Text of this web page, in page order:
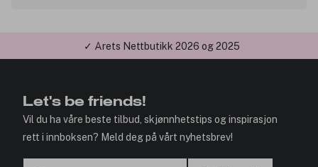
✓ Årets Nettbutikk 2026 og 2025
Let's be friends!
Vil du ha våre beste tilbud, skjønnhetstips og inspirasjon
rett i innboksen? Meld deg på vårt nyhetsbrev!